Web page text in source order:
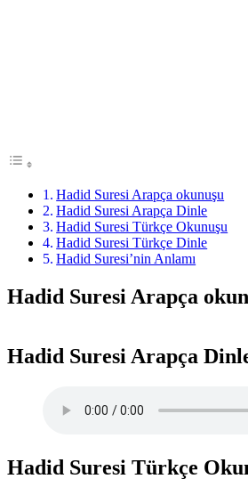
Hadid Suresi Arapça okunuşu​
Hadid Suresi Arapça Dinle
Hadid Suresi Türkçe Okunuşu​
Hadid Suresi Türkçe Dinle
Hadid Suresi’nin Anlamı
Hadid Suresi Arapça
Hadid Suresi Arapça
Hadid Suresi Türkçe